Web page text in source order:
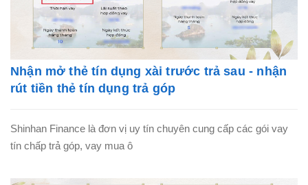
Nhận mở thẻ tín dụng xài trước trả sau - nhận
rút tiền thẻ tín dụng trả góp
Shinhan Finance là đơn vị uy tín chuyên cung cấp các gói vay
tín chấp trả góp, vay mua ô